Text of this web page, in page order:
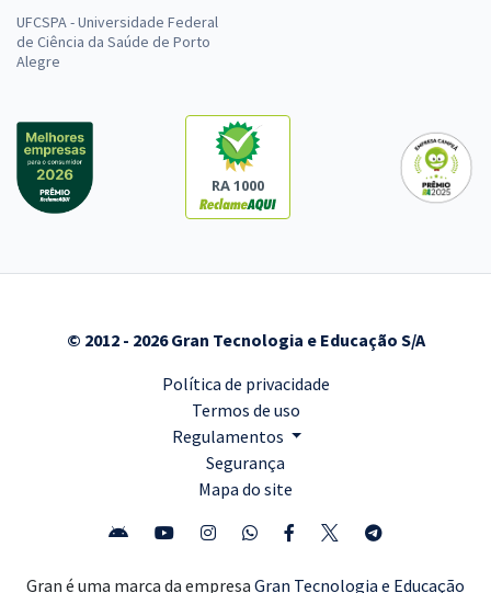
UFCSPA - Universidade Federal
de Ciência da Saúde de Porto
Alegre
RA 1000
© 2012 - 2026 Gran Tecnologia e Educação S/A
Política de privacidade
Termos de uso
Regulamentos
Segurança
Mapa do site
Gran é uma marca da empresa Gran Tecnologia e Educação